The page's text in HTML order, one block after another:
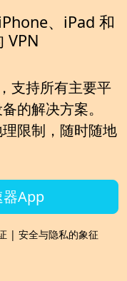
、iPad 和
VPN
支持所有主要平
的解决方案。
限制，随时随地
器App
| 安全与隐私的象征